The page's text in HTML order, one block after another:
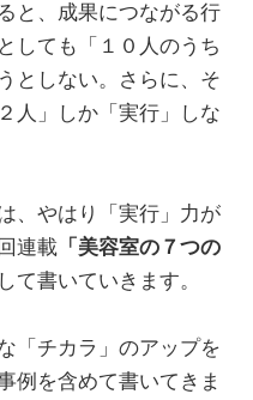
と、成果につながる行
しても「１０人のうち
としない。さらに、そ
人」しか「実行」しな
、やはり「実行」力が
連載 「美容室の７つの
て書いていきます。
「チカラ」のアップを
例を含めて書いてきま